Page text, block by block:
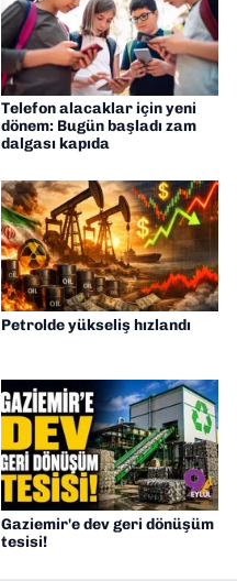
Telefon alacaklar için yeni
dönem: Bugün başladı zam
dalgası kapıda
Petrolde yükseliş hızlandı
Gaziemir'e dev geri dönüşüm
tesisi!